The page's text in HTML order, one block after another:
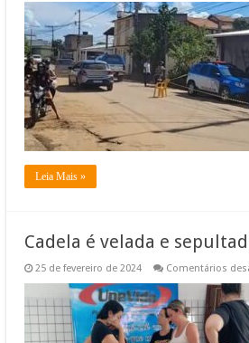
Leia Mais »
Cadela é velada e
25 de fevereiro de 2024 Comentários